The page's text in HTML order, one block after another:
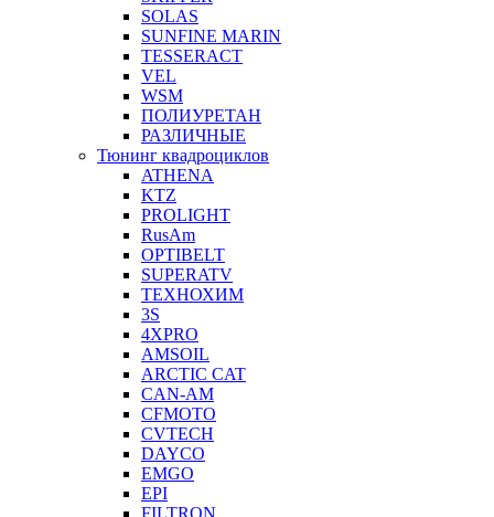
SOLAS
SUNFINE MARIN
TESSERACT
VEL
WSM
ПОЛИУРЕТАН
РАЗЛИЧНЫЕ
Тюнинг квадроциклов
ATHENA
KTZ
PROLIGHT
RusAm
OPTIBELT
SUPERATV
ТЕХНОХИМ
3S
4XPRO
AMSOIL
ARCTIC CAT
CAN-AM
CFMOTO
CVTECH
DAYCO
EMGO
EPI
FILTRON